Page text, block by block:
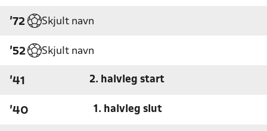
'72 Skjult navn
'52 Skjult navn
'41 2. halvleg start
'40 1. halvleg slut